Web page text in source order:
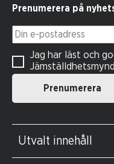
Prenumerera på
Din e-postadress
Prenumerera
Jag har läst och
Utvalt innehåll